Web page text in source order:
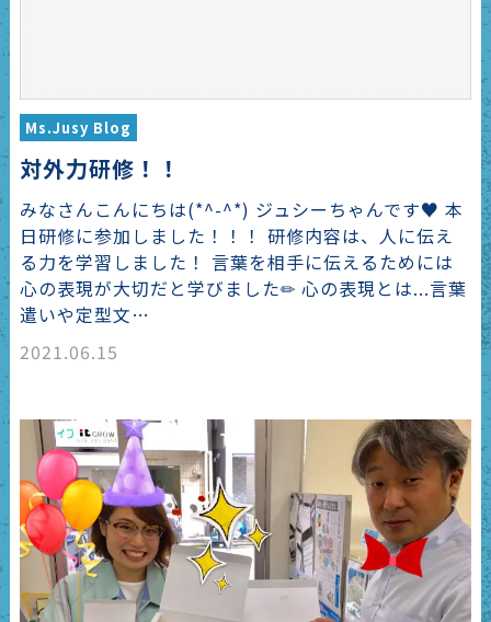
Ms.Jusy Blog
対外力研修！！
みなさんこんにちは(*^-^*) ジュシーちゃんです♥ 本
日研修に参加しました！！！ 研修内容は、人に伝え
る力を学習しました！ 言葉を相手に伝えるためには
心の表現が大切だと学びました✏ 心の表現とは...言葉
遣いや定型文…
2021.06.15